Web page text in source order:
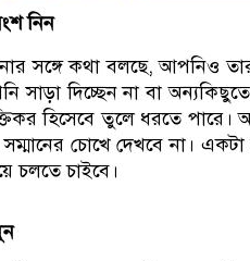
নিন
সঙ্গে কথা বলছে, আপনিও
সাড়া দিচ্ছেন না বা
হিসেবে তুলে ধরতে পারে।
চোখে দেখবে না।
চলতে চাইবে।